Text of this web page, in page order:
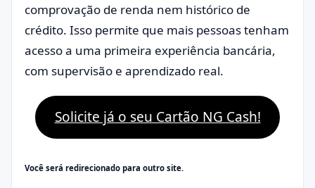
comprovação de renda nem histórico de
crédito. Isso permite que mais pessoas tenham
acesso a uma primeira experiência bancária,
com supervisão e aprendizado real.
Solicite já o seu Cartão NG Cash!
Você será redirecionado para outro site.